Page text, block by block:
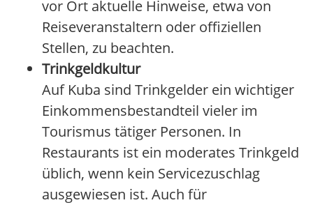
vor Ort aktuelle Hinweise, etwa von
Reiseveranstaltern oder offiziellen
Stellen, zu beachten.
Trinkgeldkultur
Auf Kuba sind Trinkgelder ein wichtiger
Einkommensbestandteil vieler im
Tourismus tätiger Personen. In
Restaurants ist ein moderates Trinkgeld
üblich, wenn kein Servicezuschlag
ausgewiesen ist. Auch für